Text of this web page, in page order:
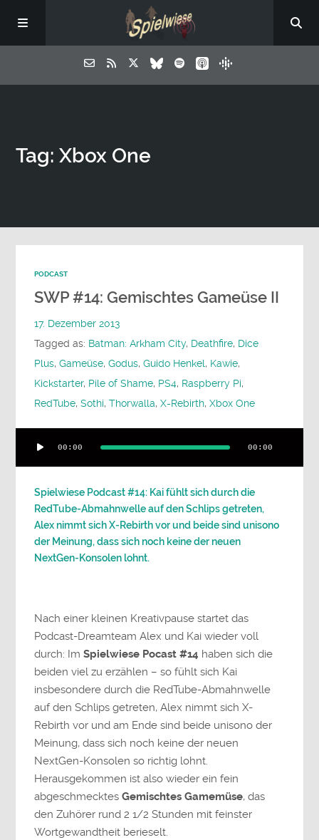
Tag: Xbox One
PODCAST
SWP #14: Gemischtes Gameüse II
17. Dezember 2013
Tagged as: Batman: Arkham City, Deathfire, Dice
Plus,Gameüse,Godus,Guido Henkel, Kawie,
Kickstarter, Pile of Shame, PS4, Raspberry Pi,
RedTube,Sothi,Thorwalla,X-Rebirth,Xbox One
Player
00:00 00:00
Spielwiese Podcast #14: Kai fühlt sich durch die
RedTube-Abmahnwelle auf den Schlips getreten,
Alex nimmt sich X-Rebirth vor und beide sind unisono
der Meinung, dass sich noch keine der neuen
NextGen-Konsolen lohnt.
Nach einer kleinen Kreativpause startet das
Podcast-Dreamteam Alex und Kai wieder voll
durch: ImSpielwiese Pocast #14 haben sich die
beiden viel zu erzählen – so fühlt sich Kai
insbesondere durch die RedTube-Abmahnwelle
auf den Schlips getreten, Alex nimmt sich X-
Rebirth vor und am Ende sind beide unisono der
Meinung, dass sich noch keine der neuen
NextGen-Konsolen so richtig lohnt.
Herausgekommen ist also wieder ein fein
abgeschmecktesGemischtes Gamemüse, das
den Zuhörer rund 2 1/2 Stunden mit feinster
Wortgewandtheit berieselt.